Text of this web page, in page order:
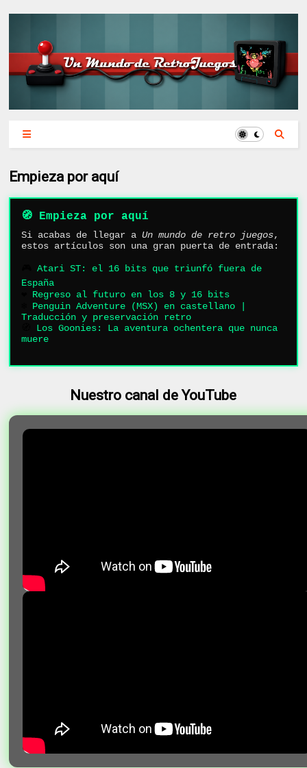
Empieza por aquí
🧭 Empieza por aquí
Si acabas de llegar aUn mundo de retro juegos,
estos artículos son una gran puerta de entrada:
🎮Atari ST: el 16 bits que triunfó fuera de
España
Regreso al futuro en los 8 y 16 bits
Penguin Adventure (MSX) en castellano |
Traducción y preservación retro
Los Goonies: La aventura ochentera que nunca
muere
Nuestro canal de YouTube